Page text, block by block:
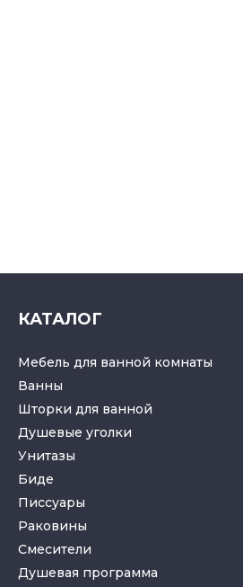
КАТАЛОГ
Мебель для ванной комнаты
Ванны
Шторки для ванной
Душевые уголки
Унитазы
Биде
Писсуары
Раковины
Смесители
Душевая программа